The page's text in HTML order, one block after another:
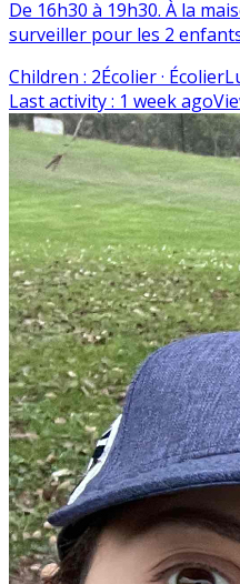
De 16h30 à 19h30. À la
surveiller pour les 2
Children : 2Écolier · Écolier
Last activity: 1 week ago